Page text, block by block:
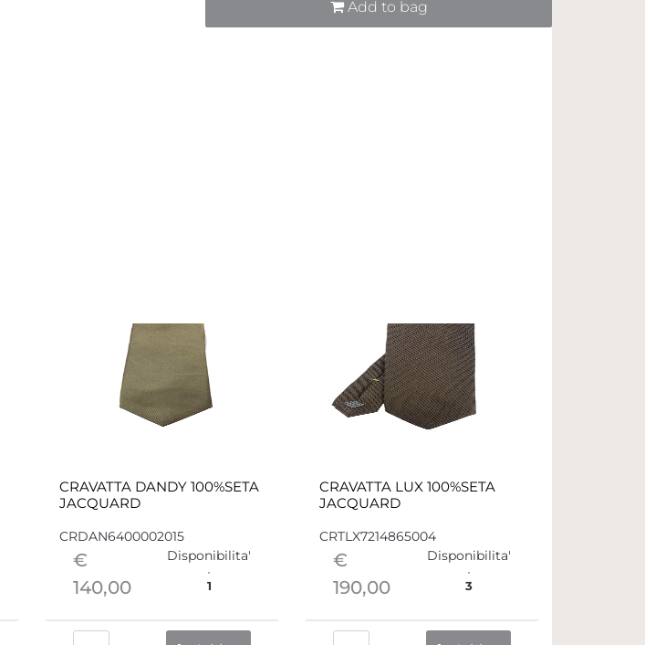
Add to bag
CRAVATTA DANDY 100%SETA
JACQUARD
CRDAN6400002015
€
140,00
Disponibilita'
1
CRAVATTA LUX 100%SETA
JACQUARD
CRTLX7214865004
€
190,00
Disponibilita'
3